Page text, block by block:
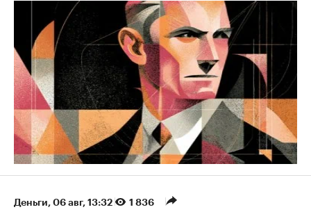
Деньги 06 авг, 13:32 1 836